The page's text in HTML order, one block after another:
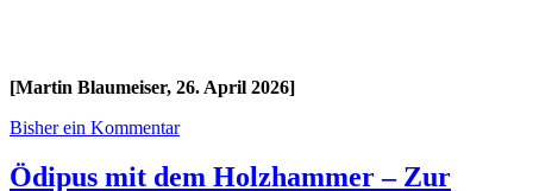
[Martin Blaumeiser, 26. April 2026]
Bisher ein Kommentar
Ödipus mit dem Holzhammer – Zur